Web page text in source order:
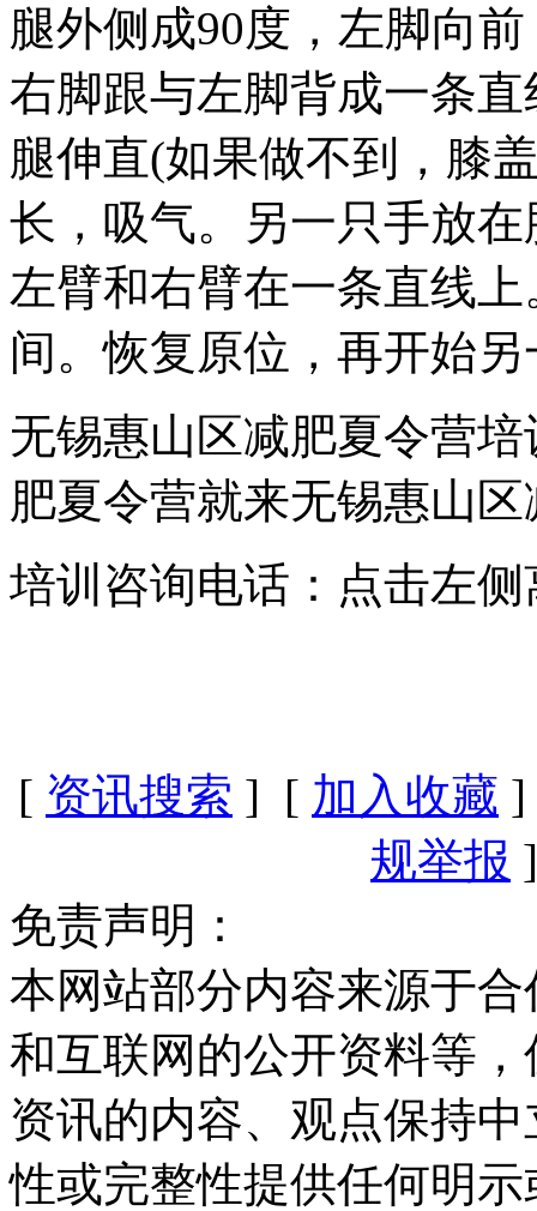
腿外侧成90度，左脚向
右脚跟与左脚背成一条
腿伸直(如果做不到，膝
长，吸气。另一只手放
左臂和右臂在一条直线
间。恢复原位，再开始另
无锡惠山区减肥夏令营
肥夏令营就来无锡惠山
培训咨询电话：点击左
[ 资讯搜索 ] [ 加入收藏
规举报
免责声明：
本网站部分内容来源于
和互联网的公开资料等
资讯的内容、观点保持
性或完整性提供任何明